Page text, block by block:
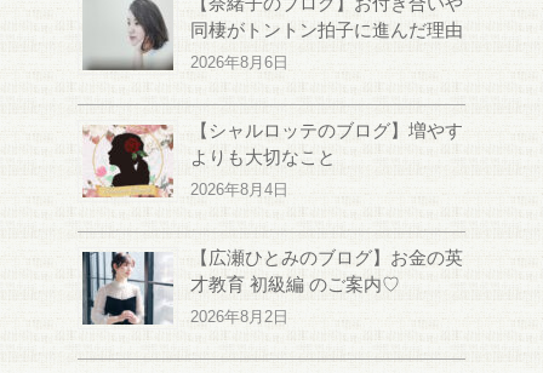
同棲がトントン拍子に進んだ理由
2026年8月6日
【シャルロッテのブログ】増やす
よりも大切なこと
2026年8月4日
【広瀬ひとみのブログ】お金の英
才教育 初級編 のご案内♡
2026年8月2日